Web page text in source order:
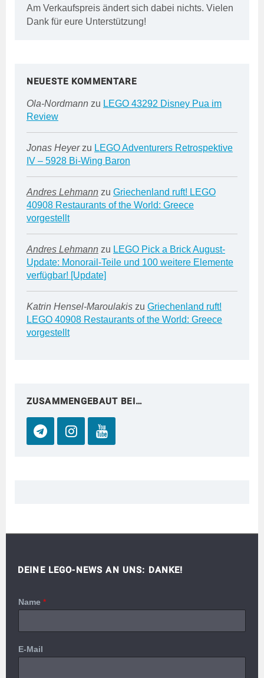
Am Verkaufspreis ändert sich dabei nichts. Vielen
Dank für eure Unterstützung!
NEUESTE KOMMENTARE
Ola-Nordmann zu LEGO 43292 Disney Pua im
Review
Jonas Heyerzu LEGO Adventurers Retrospektive
IV – 5928 Bi-Wing Baron
Andres Lehmann zu Griechenland ruft! LEGO
40908 Restaurants of the World: Greece
vorgestellt
Andres Lehmann zu LEGO Pick a Brick August-
Update: Monorail-Teile und 100 weitere Elemente
verfügbar! [Update]
Katrin Hensel-Maroulakis zu Griechenland ruft!
LEGO 40908 Restaurants of the World: Greece
vorgestellt
ZUSAMMENGEBAUT BEI…
DEINE LEGO-NEWS AN UNS: DANKE!
Name *
E-Mail